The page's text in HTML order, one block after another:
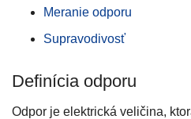
Meranie odporu
Supravodivosť
Definícia odporu
Odpor je elektrická veličina,